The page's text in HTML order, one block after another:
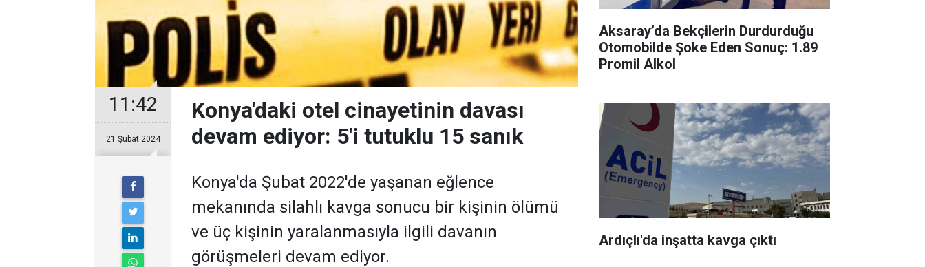
11:42
21 Şubat 2024
Konya'daki otel cinayetinin davası
devam ediyor: 5'i tutuklu 15 sanık
Konya'da Şubat 2022'de yaşanan eğlence
mekanında silahlı kavga sonucu bir kişinin ölümü
ve üç kişinin yaralanmasıyla ilgili davanın
görüşmeleri devam ediyor.
Aksaray’da Bekçilerin Durdurduğu
Otomobilde Şoke Eden Sonuç: 1.89
Promil Alkol
Ardıçlı'da inşatta kavga çıktı